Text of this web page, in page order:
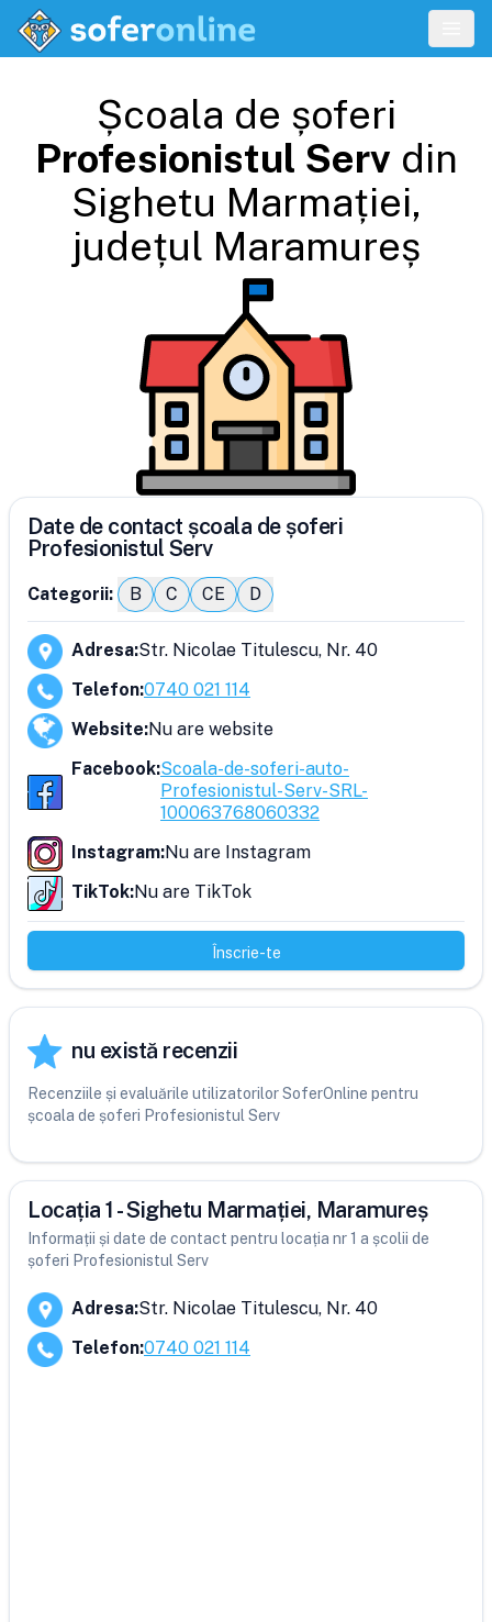
Școala de șoferi
Profesionistul Servdin
Sighetu Marmației,
județul Maramureș
Date de contact școala de șoferi
Profesionistul Serv
Categorii: B C CE D
Adresa:Str. Nicolae Titulescu, Nr. 40
Telefon:0740 021 114
Website:Nu are website
Facebook:Scoala-de-soferi-auto-
Profesionistul-Serv-SRL-
100063768060332
Instagram:Nu are Instagram
TikTok:Nu are TikTok
Înscrie-te
nu există recenzii
Recenziile și evaluările utilizatorilor SoferOnline pentru
școala de șoferi Profesionistul Serv
Locația 1 - Sighetu Marmației, Maramureș
Informații și date de contact pentru locația nr 1 a școlii de
șoferi Profesionistul Serv
Adresa:Str. Nicolae Titulescu, Nr. 40
Telefon:0740 021 114